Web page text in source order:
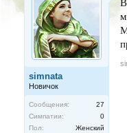
simnata
Новичок
Сообщения:
27
Симпатии:
0
Пол:
Женский